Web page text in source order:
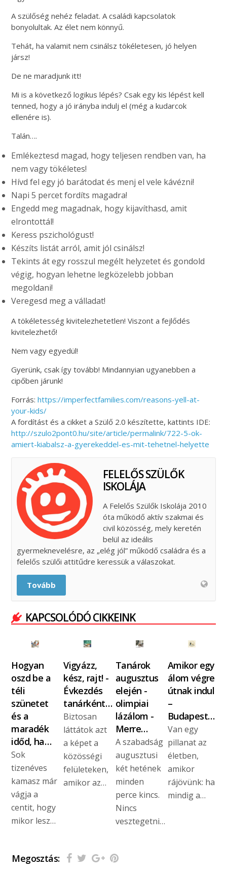
A szülőség nehéz feladat. A családi kapcsolatok
bonyolultak. Az élet nem könnyű.
Tehát, ha valamit nem csinálsz tökéletesen, jó helyen
jársz!
De ne maradjunk itt!
Mi is a következő logikus lépés? Csak egy kis lépést kell
tenned, hogy a jó irányba indulj el (még a kudarcok
ellenére is).
Talán….
Emlékeztesd magad, hogy teljesen rendben van, ha
nem vagy tökéletes!
Hívd fel egy jó barátodat és menj el vele kávézni!
Napi 5 percet fordíts magadra!
Engedd meg magadnak, hogy kijavíthasd, amit
elrontottál!
Keress pszichológust!
Készíts listát arról, amit jól csinálsz!
Tekints át egy rosszul megélt helyzetet és gondold
végig, hogyan lehetne legközelebb jobban
megoldani!
Veregesd meg a válladat!
A tökéletesség kivitelezhetetlen! Viszont a fejlődés
kivitelezhető!
Nem vagy egyedül!
Gyerünk, csak így tovább! Mindannyian ugyanebben a
cipőben járunk!
Forrás:https://imperfectfamilies.com/reasons-yell-at-
your-kids/
A fordítást és a cikket a Szülő 2.0 készítette, kattints IDE:
http://szulo2pont0.hu/site/article/permalink/722-5-ok-
amiert-kiabalsz-a-gyerekeddel-es-mit-tehetnel-helyette
FELELŐS SZÜLŐK
ISKOLÁJA
A Felelős Szülők Iskolája 2010
óta működő aktív szakmai és
civil közösség, mely keretén
belül az ideális
gyermeknevelésre, az „elég jól” működő családra és a
felelős szülői attitűdre keressük a válaszokat.
Tovább
KAPCSOLÓDÓ CIKKEINK
Hogyan
oszd be a
téli
szünetet
és a
maradék
időd, ha…
Sok
tizenéves
kamasz már
vágja a
centit, hogy
mikor lesz…
Vigyázz,
kész, rajt! -
Évkezdés
tanárként…
Biztosan
láttátok azt
a képet a
közösségi
felületeken,
amikor az…
Tanárok
augusztus
elején -
olimpiai
lázálom -
Merre…
A szabadság
augusztusi
két hetének
minden
perce kincs.
Nincs
vesztegetni…
Amikor egy
álom végre
útnak indul
–
Budapest…
Van egy
pillanat az
életben,
amikor
rájövünk: ha
mindig a…
Megosztás: